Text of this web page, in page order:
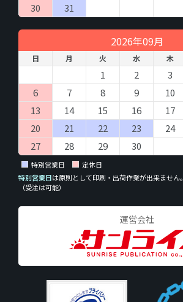
30
31
2026年09月
日 月 火 水 木
1 2 3
6
7 8 9 10
13
14 15 16 17
20
21 22 23 24
27
28 29 30
特別営業日
定休日
特別営業日は原則として印刷・出荷作業が出来ません。
（受注は可能）
運営会社